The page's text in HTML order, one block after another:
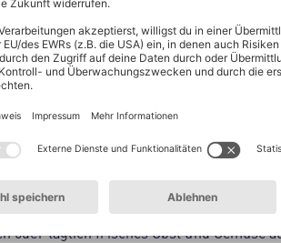
Hier findest du alles, was dein Herz
Unser Spezialgebiet?
oder täglich frisches Obst und Gemüse